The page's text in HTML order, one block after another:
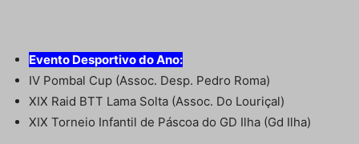
Evento Desportivo do Ano:
IV Pombal Cup (Assoc. Desp. Pedro Roma)
XIX Raid BTT Lama Solta (Assoc. Do Louriçal)
XIX Torneio Infantil de Páscoa do GD Ilha (Gd Ilha)